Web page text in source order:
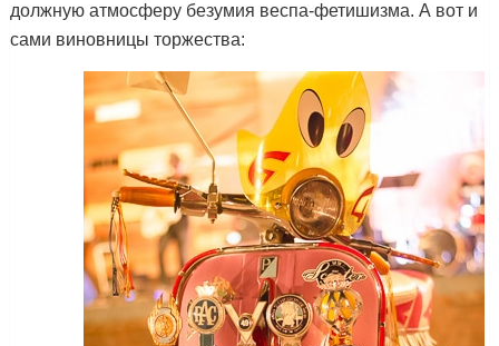
должную атмосферу безумия веспа-фетишизма. А вот и
сами виновницы торжества: